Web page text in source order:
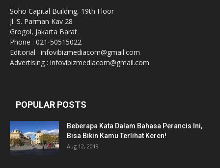
Soho Capital Building, 19th Floor
Jl. S. Parman Kav 28
Grogol, Jakarta Barat
Phone : 021-50515022
Editorial : infovibizmediacom@gmail.com
Advertising : infovibizmediacom@gmail.com
POPULAR POSTS
Beberapa Kata Dalam Bahasa Perancis Ini,
Bisa Bikin Kamu Terlihat Keren!
Aug 12, 2019